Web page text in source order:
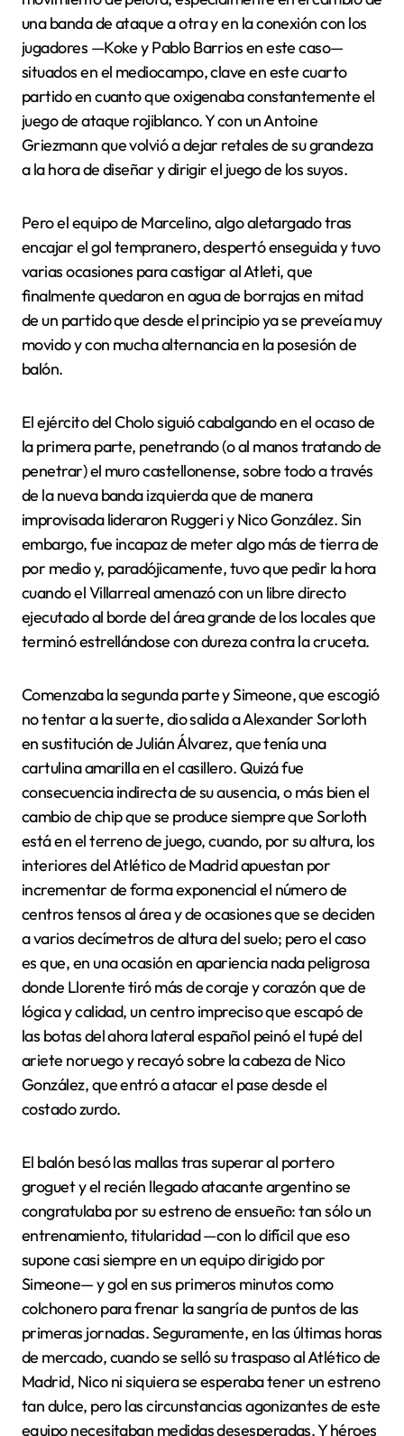
una banda de ataque a otra y en la conexión con los
jugadores —Koke y Pablo Barrios en este caso—
situados en el mediocampo, clave en este cuarto
partido en cuanto que oxigenaba constantemente el
juego de ataque rojiblanco. Y con un Antoine
Griezmann que volvió a dejar retales de su grandeza
a la hora de diseñar y dirigir el juego de los suyos.
Pero el equipo de Marcelino, algo aletargado tras
encajar el gol tempranero, despertó enseguida y tuvo
varias ocasiones para castigar al Atleti, que
finalmente quedaron en agua de borrajas en mitad
de un partido que desde el principio ya se preveía muy
movido y con mucha alternancia en la posesión de
balón.
El ejército del Cholo siguió cabalgando en el ocaso de
la primera parte, penetrando (o al manos tratando de
penetrar) el muro castellonense, sobre todo a través
de la nueva banda izquierda que de manera
improvisada lideraron Ruggeri y Nico González. Sin
embargo, fue incapaz de meter algo más de tierra de
por medio y, paradójicamente, tuvo que pedir la hora
cuando el Villarreal amenazó con un libre directo
ejecutado al borde del área grande de los locales que
terminó estrellándose con dureza contra la cruceta.
Comenzaba la segunda parte y Simeone, que escogió
no tentar a la suerte, dio salida a Alexander Sorloth
en sustitución de Julián Álvarez, que tenía una
cartulina amarilla en el casillero. Quizá fue
consecuencia indirecta de su ausencia, o más bien el
cambio de chip que se produce siempre que Sorloth
está en el terreno de juego, cuando, por su altura, los
interiores del Atlético de Madrid apuestan por
incrementar de forma exponencial el número de
centros tensos al área y de ocasiones que se deciden
a varios decímetros de altura del suelo; pero el caso
es que, en una ocasión en apariencia nada peligrosa
donde Llorente tiró más de coraje y corazón que de
lógica y calidad, un centro impreciso que escapó de
las botas del ahora lateral español peinó el tupé del
ariete noruego y recayó sobre la cabeza de Nico
González, que entró a atacar el pase desde el
costado zurdo.
El balón besó las mallas tras superar al portero
groguet y el recién llegado atacante argentino se
congratulaba por su estreno de ensueño: tan sólo un
entrenamiento, titularidad —con lo difícil que eso
supone casi siempre en un equipo dirigido por
Simeone— y gol en sus primeros minutos como
colchonero para frenar la sangría de puntos de las
primeras jornadas. Seguramente, en las últimas horas
de mercado, cuando se selló su traspaso al Atlético de
Madrid, Nico ni siquiera se esperaba tener un estreno
tan dulce, pero las circunstancias agonizantes de este
equipo necesitaban medidas desesperadas. Y héroes